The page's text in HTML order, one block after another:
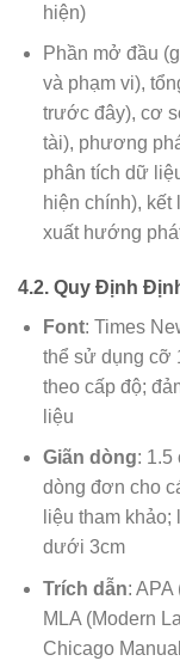
hiện)
Phần mở đầu
và phạm vi),
trước đây), cơ
tài), phương
phân tích dữ
hiện chính), kết
xuất hướng
4.2. Quy Định
Font: Times
thể sử dụng cỡ
theo cấp độ;
liệu
Giãn dòng: 1.5
dòng đơn cho
liệu tham
dưới 3cm
Trích dẫn:
MLA (Modern
Chicago